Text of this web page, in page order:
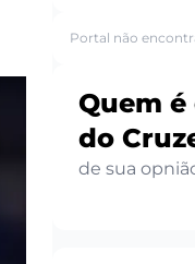
Portal não
Quem
do
de sua